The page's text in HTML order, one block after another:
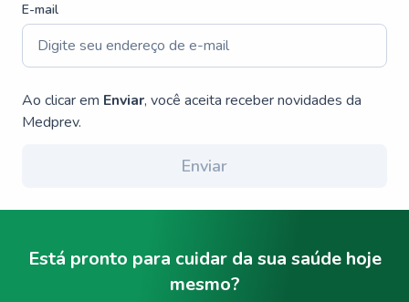
E-mail
Ao clicar em Enviar, você aceita receber novidades da
Medprev.
Enviar
Está pronto para cuidar da sua saúde hoje
mesmo?